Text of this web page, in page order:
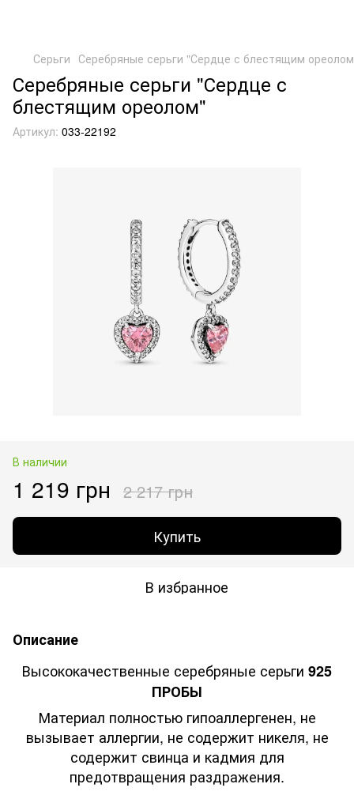
Серьги Серебряные серьги "Сердце с блестящим
Серебряные серьги "Сердце с
блестящим ореолом"
Артикул: 033-22192
В наличии
1 219 грн 2 217 грн
Купить
В избранное
Описание
Высококачественные серебряные серьги 925
ПРОБЫ
Материал полностью гипоаллергенен, не
вызывает аллергии, не содержит никеля, не
содержит свинца и кадмия для
предотвращения раздражения.